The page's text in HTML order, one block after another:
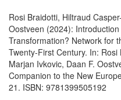
Rosi Braidotti, Hiltraud
Oostveen (2024):
Transformation? Network for
Twenty-First Century. In:
Marjan Ivkovic, Daan F.
Companion to the New
21. ISBN: 9781399505192